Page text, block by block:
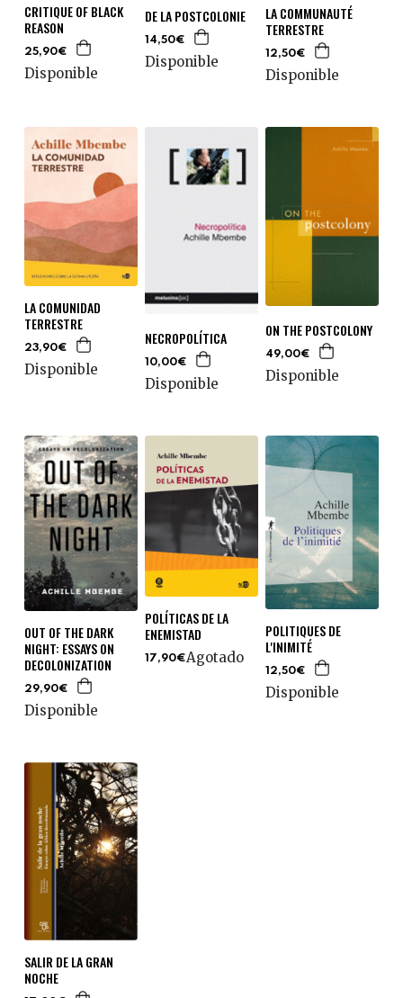
CRITIQUE OF BLACK
REASON
25,90€
Disponible
DE LA POSTCOLONIE
14,50€
Disponible
LA COMMUNAUTÉ
TERRESTRE
12,50€
Disponible
LA COMUNIDAD
TERRESTRE
23,90€
Disponible
NECROPOLÍTICA
10,00€
Disponible
ON THE POSTCOLONY
49,00€
Disponible
OUT OF THE DARK
NIGHT: ESSAYS ON
DECOLONIZATION
29,90€
Disponible
POLÍTICAS DE LA
ENEMISTAD
17,90€Agotado
POLITIQUES DE
L'INIMITÉ
12,50€
Disponible
SALIR DE LA GRAN
NOCHE